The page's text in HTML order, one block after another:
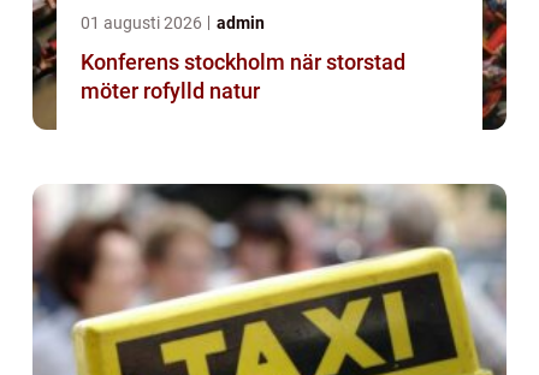
01 augusti 2026 admin
Konferens stockholm när storstad
möter rofylld natur